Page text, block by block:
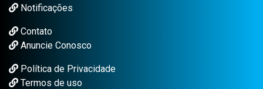
Notificações
Contato
Anuncie Conosco
Política de Privacidade
Termos de uso